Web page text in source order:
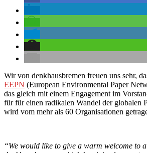
Wir von denkhausbremen freuen uns sehr,
EEPN (European Environmental Paper
das gleich mit einem Engagement im
für für einen radikalen Wandel der globalen
wird vom mehr als 60 Organisationen
“We would like to give a warm welcome to